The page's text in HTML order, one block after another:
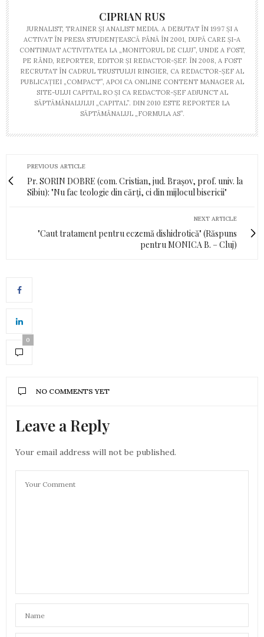
CIPRIAN RUS
JURNALIST, TRAINER ŞI ANALIST MEDIA. A DEBUTAT ÎN 1997 ŞI A
ACTIVAT ÎN PRESA STUDENŢEASCĂ PÂNĂ ÎN 2001, DUPĂ CARE ŞI-A
CONTINUAT ACTIVITATEA LA „MONITORUL DE CLUJ”, UNDE A FOST,
PE RÂND, REPORTER, EDITOR ŞI REDACTOR-ŞEF. ÎN 2008, A FOST
RECRUTAT ÎN CADRUL TRUSTULUI RINGIER, CA REDACTOR-ŞEF AL
PUBLICAŢIEI „COMPACT”, APOI CA ONLINE CONTENT MANAGER AL
SITE-ULUI CAPITAL.RO ŞI CA REDACTOR-ŞEF ADJUNCT AL
SĂPTĂMÂNALULUI „CAPITAL”. DIN 2010 ESTE REPORTER LA
SĂPTĂMÂNALUL „FORMULA AS”.
PREVIOUS ARTICLE
Pr. SORIN DOBRE (com. Cristian, jud. Brașov, prof. univ. la
Sibiu): "Nu fac teologie din cărți, ci din mijlocul bisericii"
NEXT ARTICLE
"Caut tratament pentru eczemă dishidrotică" (Răspuns
pentru MONICA B. – Cluj)
0
NO COMMENTS YET
Leave a Reply
Your email address will not be published.